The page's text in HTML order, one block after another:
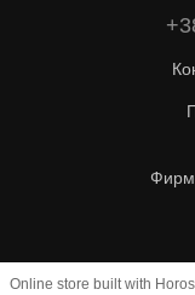
Online store built with